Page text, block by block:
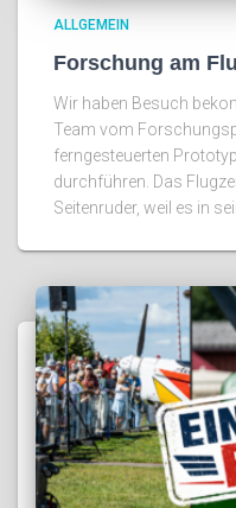
ALLGEMEIN
Forschung am
Wir haben Besuch
Team vom
ferngesteuerten
durchführen. Das
Seitenruder, weil es in